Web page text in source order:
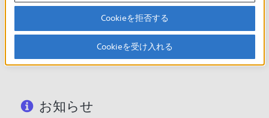
製品に関する重要なお知らせ
重要なお知らせ一覧
お知らせ
Cookieを拒否する
Cookieを受け入れる